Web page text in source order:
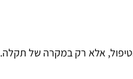
אלא רק במקרה של תקלה.